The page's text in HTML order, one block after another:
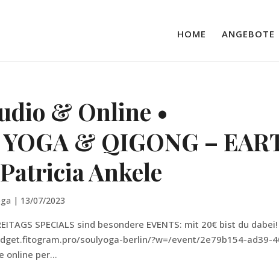
HOME ANGEBOTE
& Online •
& QIGONG –
Ankele
| 13/07/2023
SPECIALS sind besondere EVENTS: mit 20€ bist du
soulyoga-berlin/?w=/event/2e79b154-ad39-
online per...